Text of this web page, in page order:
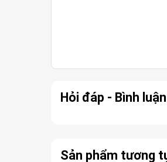
Hỏi đáp - Bình luận
Sản phẩm tương